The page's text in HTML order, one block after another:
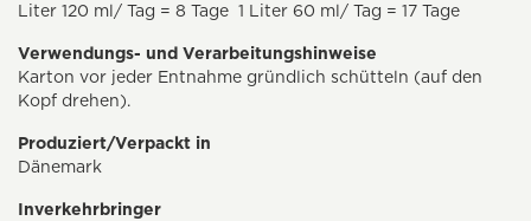
Liter 120 ml/ Tag = 8 Tage  1 Liter 60 ml/ Tag = 17 Tage
Verwendungs- und Verarbeitungshinweise
Karton vor jeder Entnahme gründlich schütteln (auf den
Kopf drehen).
Produziert/Verpackt in
Dänemark
Inverkehrbringer